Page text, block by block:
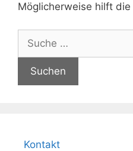
Möglicherweise hilft
nach:
Kontakt